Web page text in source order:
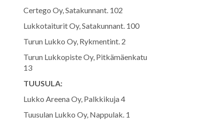
Certego Oy, Satakunnant. 102
Lukkotaiturit Oy, Satakunnant. 100
Turun Lukko Oy, Rykmentint. 2
Turun Lukkopiste Oy, Pitkämäenkatu
13
TUUSULA:
Lukko Areena Oy, Palkkikuja 4
Tuusulan Lukko Oy, Nappulak. 1